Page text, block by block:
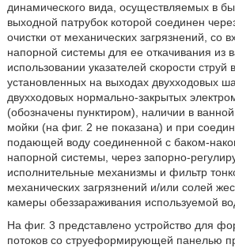
динамического вида, осуществляемых в
выходной патрубок которой соединен
очистки от механических загрязнений, со
напорной системы для ее откачивания из
использовании указателей скорости струй
установленных на выходах двухходовых
двухходовых нормально-закрытых
(обозначены пунктиром), наличии в
мойки (на фиг. 2 не показана) и при
подающей воду соединенной с баком-
напорной системы, через запорно-
исполнительные механизмы и фильтр
механических загрязнений и/или солей
камеры обеззараживания используемой
На фиг. 3 представлено устройство для
потоков со струеформирующей панелью